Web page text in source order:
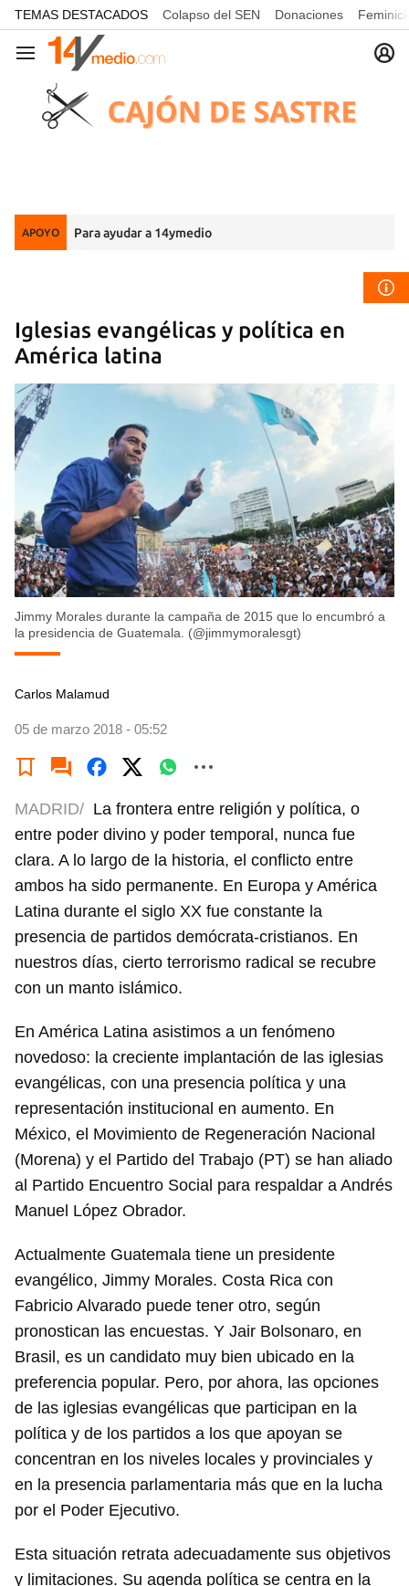
common.go-to-content
TEMAS DESTACADOS Colapso del SEN Donaciones
Navegación
APOYO Para ayudar a 14ymedio
Iglesias evangélicas y política en
América latina
Jimmy Morales durante la campaña de 2015 que lo encumbró a
la presidencia de Guatemala. (@jimmymoralesgt)
Carlos Malamud
05 de marzo 2018 - 05:52
MADRID/ La frontera entre religión y política, o
entre poder divino y poder temporal, nunca fue
clara. A lo largo de la historia, el conflicto entre
ambos ha sido permanente. En Europa y América
Latina durante el siglo XX fue constante la
presencia de partidos demócrata-cristianos. En
nuestros días, cierto terrorismo radical se recubre
con un manto islámico.
En América Latina asistimos a un fenómeno
novedoso: la creciente implantación de las iglesias
evangélicas, con una presencia política y una
representación institucional en aumento. En
México, el Movimiento de Regeneración Nacional
(Morena) y el Partido del Trabajo (PT) se han aliado
al Partido Encuentro Social para respaldar a Andrés
Manuel López Obrador.
Actualmente Guatemala tiene un presidente
evangélico, Jimmy Morales. Costa Rica con
Fabricio Alvarado puede tener otro, según
pronostican las encuestas. Y Jair Bolsonaro, en
Brasil, es un candidato muy bien ubicado en la
preferencia popular. Pero, por ahora, las opciones
de las iglesias evangélicas que participan en la
política y de los partidos a los que apoyan se
concentran en los niveles locales y provinciales y
en la presencia parlamentaria más que en la lucha
por el Poder Ejecutivo.
Esta situación retrata adecuadamente sus objetivos
y limitaciones. Su agenda política se centra en la